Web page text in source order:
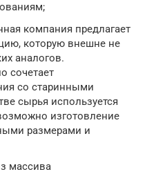
компания предлагает
которую внешне не
аналогов.
сочетает
со старинными
сырья используется
изготовление
размерами и
массива